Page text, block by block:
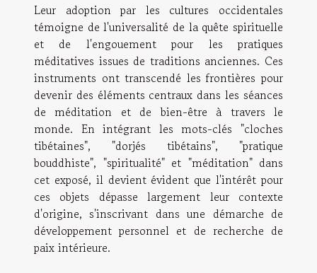
Leur adoption par les cultures occidentales
témoigne de l'universalité de la quête spirituelle
et de l'engouement pour les pratiques
méditatives issues de traditions anciennes. Ces
instruments ont transcendé les frontières pour
devenir des éléments centraux dans les séances
de méditation et de bien-être à travers le
monde. En intégrant les mots-clés "cloches
tibétaines", "dorjés tibétains", "pratique
bouddhiste", "spiritualité" et "méditation" dans
cet exposé, il devient évident que l'intérêt pour
ces objets dépasse largement leur contexte
d'origine, s'inscrivant dans une démarche de
développement personnel et de recherche de
paix intérieure.